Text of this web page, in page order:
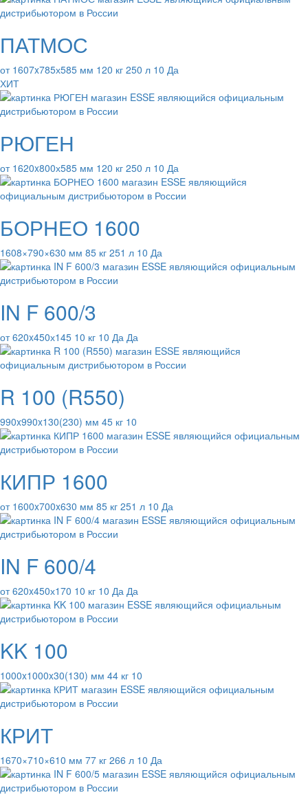
ПАТМОС
от 1607x785х585 мм 120 кг 250 л 10 Да
ХИТ
РЮГЕН
от 1620x800х585 мм 120 кг 250 л 10 Да
БОРНЕО 1600
1608×790×630 мм 85 кг 251 л 10 Да
IN F 600/3
от 620x450х145 10 кг 10 Да Да
R 100 (R550)
990x990x130(230) мм 45 кг 10
КИПР 1600
от 1600x700x630 мм 85 кг 251 л 10 Да
IN F 600/4
от 620x450х170 10 кг 10 Да Да
KK 100
1000x1000x30(130) мм 44 кг 10
КРИТ
1670×710×610 мм 77 кг 266 л 10 Да